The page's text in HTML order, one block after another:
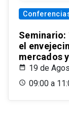
Seminario:
el
mercados
19 de
09:00 a